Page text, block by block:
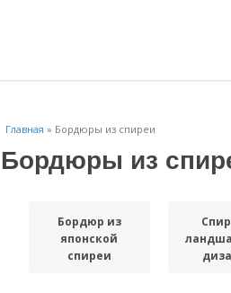
Главная » Бордюры из спиреи
Бордюры из
Бордюр из
японской
спиреи